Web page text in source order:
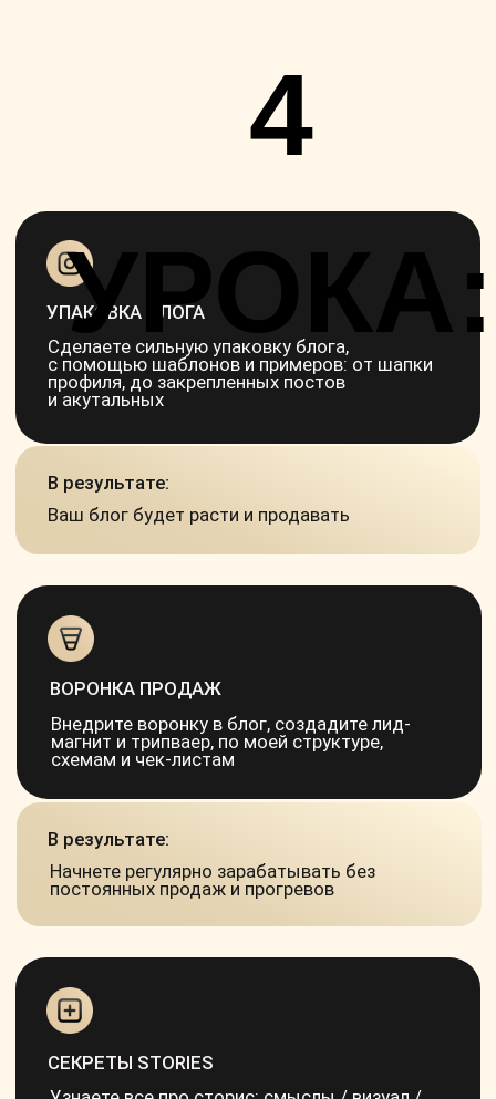
Внедрите воронку в блог, создадите лид-
магнит и трипваер, по моей структуре,
постоянных продаж и прогревов
СЕКРЕТЫ STORIES
Узнаете все про сторис: смыслы / визуал /
ошибки / как писать сториттелинги (даже
если не умеете писать)
Ваши сторис будут досматривать
и захотят покупать после просмотра
REELS
Какие форматы снимать, стратегия, о чем
я заработала 300к через Reels
Снимите такие Reels, которые не только
В результате:
— 4 урока
— Чек-лист по упаковке блога
— Схема сторителлинга
— Файл с лид-магнитами
что входит: